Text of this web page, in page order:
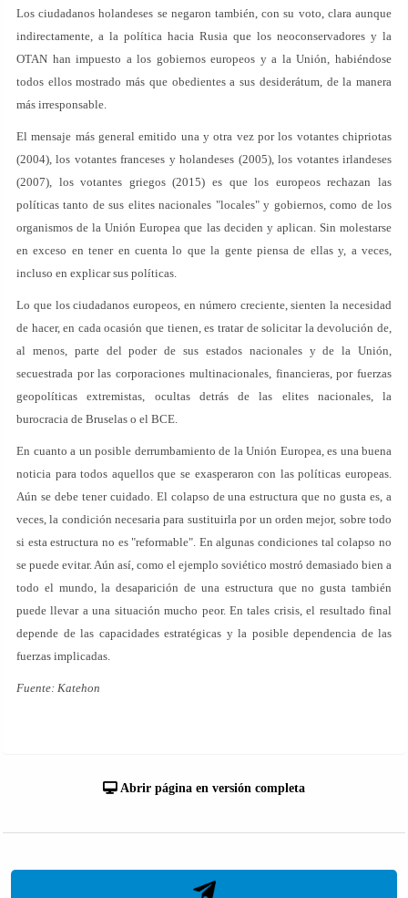
Los ciudadanos holandeses se negaron también, con su voto, clara aunque
indirectamente, a la política hacia Rusia que los neoconservadores y la
OTAN han impuesto a los gobiernos europeos y a la Unión, habiéndose
todos ellos mostrado más que obedientes a sus desiderátum, de la manera
más irresponsable.
El mensaje más general emitido una y otra vez por los votantes chipriotas
(2004), los votantes franceses y holandeses (2005), los votantes irlandeses
(2007), los votantes griegos (2015) es que los europeos rechazan las
políticas tanto de sus elites nacionales "locales" y gobiernos, como de los
organismos de la Unión Europea que las deciden y aplican. Sin molestarse
en exceso en tener en cuenta lo que la gente piensa de ellas y, a veces,
incluso en explicar sus políticas.
Lo que los ciudadanos europeos, en número creciente, sienten la necesidad
de hacer, en cada ocasión que tienen, es tratar de solicitar la devolución de,
al menos, parte del poder de sus estados nacionales y de la Unión,
secuestrada por las corporaciones multinacionales, financieras, por fuerzas
geopolíticas extremistas, ocultas detrás de las elites nacionales, la
burocracia de Bruselas o el BCE.
En cuanto a un posible derrumbamiento de la Unión Europea, es una buena
noticia para todos aquellos que se exasperaron con las políticas europeas.
Aún se debe tener cuidado. El colapso de una estructura que no gusta es, a
veces, la condición necesaria para sustituirla por un orden mejor, sobre todo
si esta estructura no es "reformable". En algunas condiciones tal colapso no
se puede evitar. Aún así, como el ejemplo soviético mostró demasiado bien a
todo el mundo, la desaparición de una estructura que no gusta también
puede llevar a una situación mucho peor. En tales crisis, el resultado final
depende de las capacidades estratégicas y la posible dependencia de las
fuerzas implicadas.
Fuente: Katehon
Abrir página en versión completa